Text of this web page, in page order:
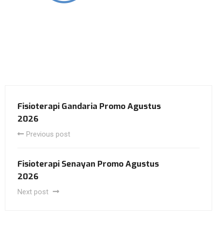
Fisioterapi Gandaria Promo Agustus
2026
Previous post
Fisioterapi Senayan Promo Agustus
2026
Next post